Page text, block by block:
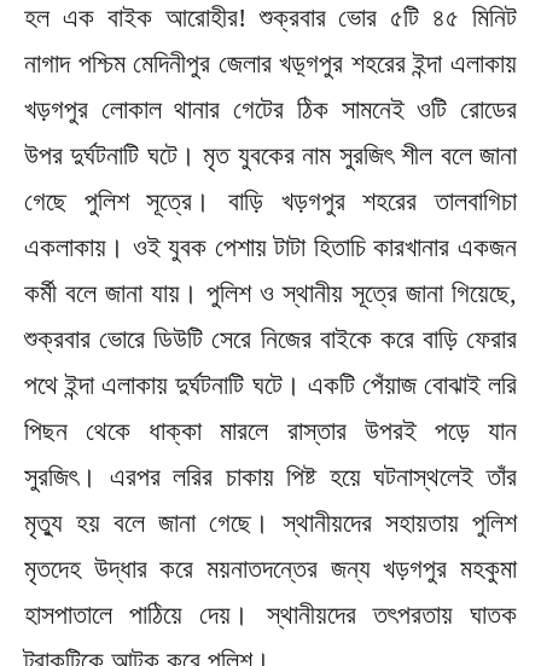
হল এক বাইক আরোহীর! শুক্রবার ভোর ৫টি ৪৫ মিনিট
নাগাদ পশ্চিম মেদিনীপুর জেলার খড়্গপুর শহরের ইন্দা এলাকায়
খড়গপুর লোকাল থানার গেটের ঠিক সামনেই ওটি রোডের
উপর দুর্ঘটনাটি ঘটে। মৃত যুবকের নাম সুরজিৎ শীল বলে জানা
গেছে পুলিশ সূত্রে। বাড়ি খড়গপুর শহরের তালবাগিচা
একলাকায়। ওই যুবক পেশায় টাটা হিতাচি কারখানার একজন
কর্মী বলে জানা যায়। পুলিশ ও স্থানীয় সূত্রে জানা গিয়েছে,
শুক্রবার ভোরে ডিউটি সেরে নিজের বাইকে করে বাড়ি ফেরার
পথে ইন্দা এলাকায় দুর্ঘটনাটি ঘটে। একটি পেঁয়াজ বোঝাই লরি
পিছন থেকে ধাক্কা মারলে রাস্তার উপরই পড়ে যান
সুরজিৎ। এরপর লরির চাকায় পিষ্ট হয়ে ঘটনাস্থলেই তাঁর
মৃত্যু হয় বলে জানা গেছে। স্থানীয়দের সহায়তায় পুলিশ
মৃতদেহ উদ্ধার করে ময়নাতদন্তের জন্য খড়গপুর মহকুমা
হাসপাতালে পাঠিয়ে দেয়। স্থানীয়দের তৎপরতায় ঘাতক